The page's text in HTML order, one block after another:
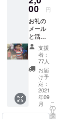
also a
report
on our
further
activitie
s.
00 円
お礼の
メール
と活動
報告、
それと
オリジ
ナル缶
バッジ
をお送
りしま
す。
You will
be
支援
者：
77人
お届
け予
定：
2021
年09
月
こ
の
リ
タ